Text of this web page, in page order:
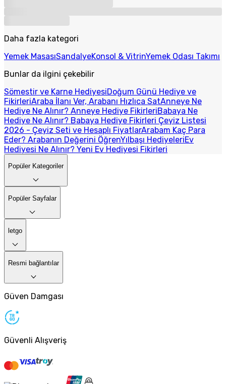
Daha fazla kategori
Yemek MasasıSandalyeKonsol & VitrinYemek Odası Takımı
Bunlar da ilgini çekebilir
Sömestir ve Karne HediyesiDoğum Günü Hediye ve
FikirleriAraba İlanı Ver, Arabanı Hızlıca SatAnneye Ne
Hediye Ne Alınır? Anneye Hediye FikirleriBabaya Ne
Hediye Ne Alınır? Babaya Hediye Fikirleri Çeyiz Listesi
2026 - Çeyiz Seti ve Hesaplı FiyatlarArabam Kaç Para
Eder? Arabanın Değerini ÖğrenYılbaşı HediyeleriEv
Hediyesi Ne Alınır? Yeni Ev Hediyesi Fikirleri
Popüler Kategoriler
Popüler Sayfalar
letgo
Resmi bağlantılar
Güven Damgası
Güvenli Alışveriş